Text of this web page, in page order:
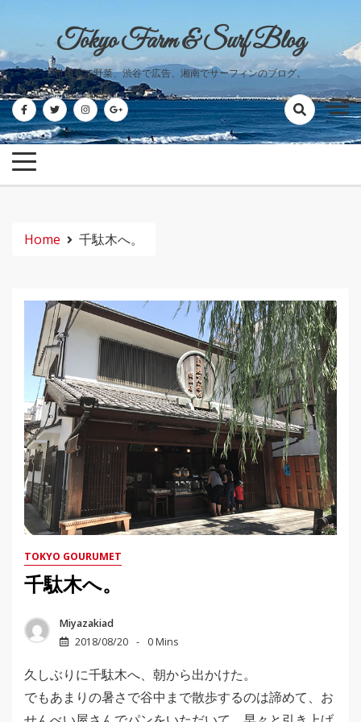
content
Tokyo Farm & Surf Blog
世田谷で野菜、渋谷で広告、湘南でサーフィンのブログ。
Home 千駄木へ。
TOKYO GOURUMET
千駄木へ。
Miyazakiad
2018/08/20
0 Mins
久しぶりに千駄木へ、朝から出かけた。
でもあまりの暑さで谷中まで散歩するのは諦めて、お